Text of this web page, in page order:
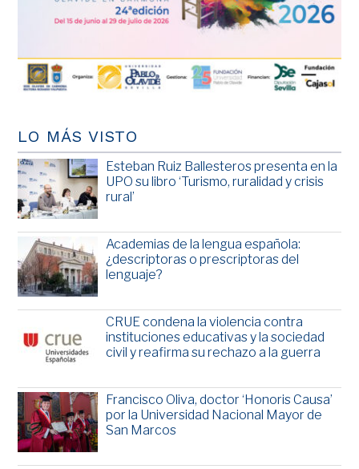
LO MÁS VISTO
Esteban Ruiz Ballesteros presenta en la
UPO su libro ‘Turismo, ruralidad y crisis
rural’
Academias de la lengua española:
¿descriptoras o prescriptoras del
lenguaje?
CRUE condena la violencia contra
instituciones educativas y la sociedad
civil y reafirma su rechazo a la guerra
Francisco Oliva, doctor ‘Honoris Causa’
por la Universidad Nacional Mayor de
San Marcos